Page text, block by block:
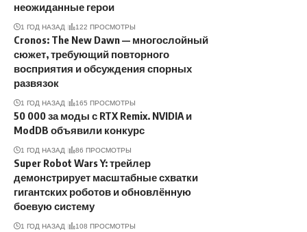
неожиданные герои
1 ГОД НАЗАД 122 ПРОСМОТРЫ
Cronos: The New Dawn — многослойный
сюжет, требующий повторного
восприятия и обсуждения спорных
развязок
1 ГОД НАЗАД 165 ПРОСМОТРЫ
50 000 за моды с RTX Remix. NVIDIA и
ModDB объявили конкурс
1 ГОД НАЗАД 86 ПРОСМОТРЫ
Super Robot Wars Y: трейлер
демонстрирует масштабные схватки
гигантских роботов и обновлённую
боевую систему
1 ГОД НАЗАД 108 ПРОСМОТРЫ